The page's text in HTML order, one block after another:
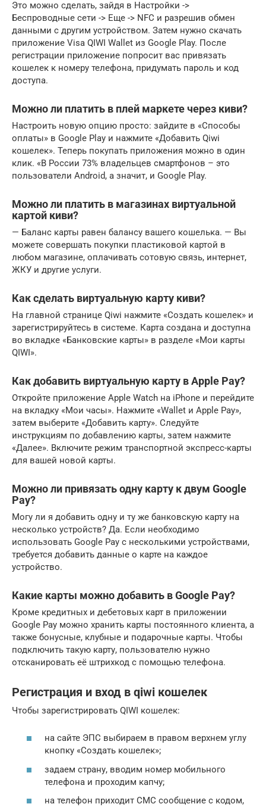
Это можно сделать, зайдя в Настройки ->
Беспроводные сети -> Еще -> NFC и разрешив обмен
данными с другим устройством. Затем нужно скачать
приложение Visa QIWI Wallet из Google Play. После
регистрации приложение попросит вас привязать
кошелек к номеру телефона, придумать пароль и код
доступа.
Можно ли платить в плей маркете через киви?
Настроить новую опцию просто: зайдите в «Способы
оплаты» в Google Play и нажмите «Добавить Qiwi
кошелек». Теперь покупать приложения можно в один
клик. «В России 73% владельцев смартфонов – это
пользователи Android, а значит, и Google Play.
Можно ли платить в магазинах виртуальной
картой киви?
— Баланс карты равен балансу вашего кошелька. — Вы
можете совершать покупки пластиковой картой в
любом магазине, оплачивать сотовую связь, интернет,
ЖКУ и другие услуги.
Как сделать виртуальную карту киви?
На главной странице Qiwi нажмите «Создать кошелек» и
зарегистрируйтесь в системе. Карта создана и доступна
во вкладке «Банковские карты» в разделе «Мои карты
QIWI».
Как добавить виртуальную карту в Apple Pay?
Откройте приложение Apple Watch на iPhone и перейдите
на вкладку «Мои часы». Нажмите «Wallet и Apple Pay»,
затем выберите «Добавить карту». Следуйте
инструкциям по добавлению карты, затем нажмите
«Далее». Включите режим транспортной экспресс-карты
для вашей новой карты.
Можно ли привязать одну карту к двум Google
Pay?
Могу ли я добавить одну и ту же банковскую карту на
несколько устройств? Да. Если необходимо
использовать Google Pay с несколькими устройствами,
требуется добавить данные о карте на каждое
устройство.
Какие карты можно добавить в Google Pay?
Кроме кредитных и дебетовых карт в приложении
Google Pay можно хранить карты постоянного клиента, а
также бонусные, клубные и подарочные карты. Чтобы
подключить такую карту, пользователю нужно
отсканировать её штрихкод с помощью телефона.
Регистрация и вход в qiwi кошелек
Чтобы зарегистрировать QIWI кошелек:
на сайте ЭПС выбираем в правом верхнем углу
кнопку «Создать кошелек»;
задаем страну, вводим номер мобильного
телефона и проходим капчу;
на телефон приходит СМС сообщение с кодом,